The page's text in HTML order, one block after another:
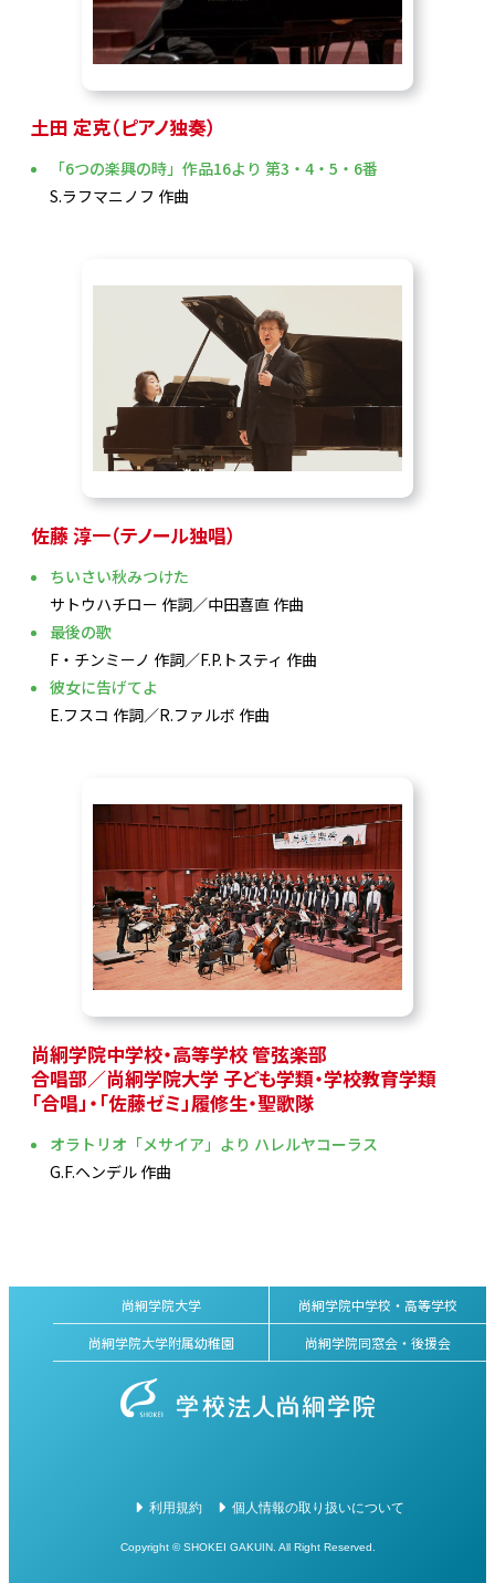
土田 定克（ピアノ独奏）
「6つの楽興の時」作品16より 第3・4・5・6番
S.ラフマニノフ 作曲
佐藤 淳一（テノール独唱）
ちいさい秋みつけた
サトウハチロー 作詞／中田喜直 作曲
最後の歌
F・チンミーノ 作詞／F.P.トスティ 作曲
彼女に告げてよ
E.フスコ 作詞／R.ファルボ 作曲
尚絅学院中学校・高等学校 管弦楽部
合唱部／尚絅学院大学 子ども学類・学校教育学類
「合唱」・「佐藤ゼミ」履修生・聖歌隊
オラトリオ「メサイア」より ハレルヤコーラス
G.F.ヘンデル 作曲
尚絅学院大学
尚絅学院中学校・高等学校
尚絅学院大学附属幼稚園
尚絅学院同窓会・後援会
利用規約 個人情報の取り扱いについて
Copyright © SHOKEI GAKUIN. All Right Reserved.